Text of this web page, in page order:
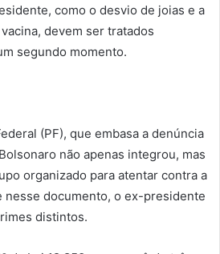
como o desvio de joias e a
devem ser tratados
segundo momento.
(PF), que embasa a denúncia
não apenas integrou, mas
organizado para atentar contra a
nesse documento, o ex-presidente
distintos.